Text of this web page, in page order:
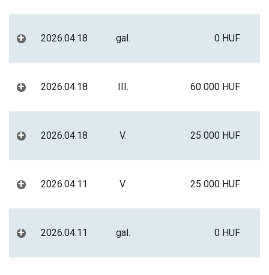
+ 2026.04.18 gal. 0 HUF
+ 2026.04.18 III. 60 000 HUF
+ 2026.04.18 V. 25 000 HUF
+ 2026.04.11 V. 25 000 HUF
+ 2026.04.11 gal. 0 HUF